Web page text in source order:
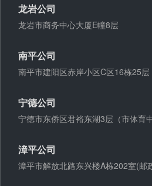
夫妻财产约定协议公证由当事人一方的
支票有效期
支票有效期是10天，法定节假日可以顺
微信转账凭证能证明存在借款关
系生效，但是不能证明双方存在借款关
龙岩公司
龙岩市商务中心大厦E幢8层
南平公司
南平市建阳区赤岸小区C区16栋25层
宁德公司
宁德市东侨区君裕东湖3层（市体育
漳平公司
漳平市解放北路东兴楼A栋202室(邮